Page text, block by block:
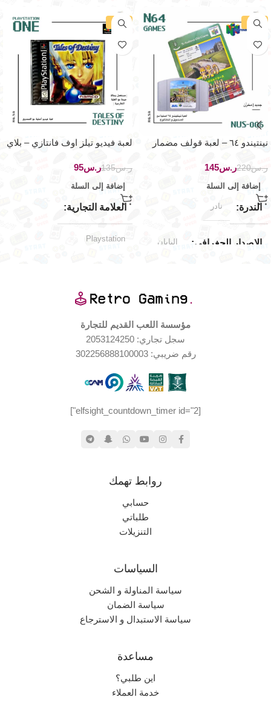
-34%
نينتيندو ٦٤ – لعبة قولف مضمار
ر.س220ر.س145
إضافة إلى السلة
الندرة نادر
الإصدار الجغرافي اليابان
-30%
لعبة فيديو تيلز اوف فانتازي – بلاي
ر.س135ر.س95
إضافة إلى السلة
العلامة التجارية
Playstation
حالة المنتج
مستخدم بحالة جيدة جدا
الإصدار الجغرافي
مؤسسة اللعب القديم للتجارة
سجل تجاري: 2053124250
رقم ضريبي: 302256888100003
[elfsight_countdown_timer id="2"]
روابط تهمك
حسابي
طلباتي
التنزيلات
السياسات
سياسة المناولة و الشحن
سياسة الضمان
سياسة الاستبدال و الاسترجاع
مساعدة
اين طلبي؟
خدمة العملاء